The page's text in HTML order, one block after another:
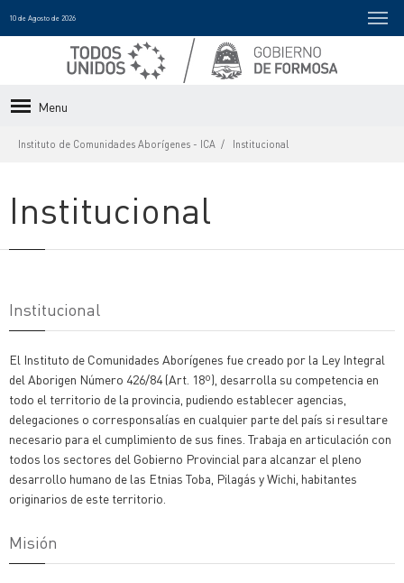
10 de Agosto de 2026
Menu
Instituto de Comunidades Aborígenes - ICA Institucional
Institucional
Institucional
El Instituto de Comunidades Aborígenes fue creado por la Ley Integral
del Aborigen Número 426/84 (Art. 18º), desarrolla su competencia en
todo el territorio de la provincia, pudiendo establecer agencias,
delegaciones o corresponsalías en cualquier parte del país si resultare
necesario para el cumplimiento de sus fines. Trabaja en articulación con
todos los sectores del Gobierno Provincial para alcanzar el pleno
desarrollo humano de las Etnias Toba, Pilagás y Wichi, habitantes
originarios de este territorio.
Misión